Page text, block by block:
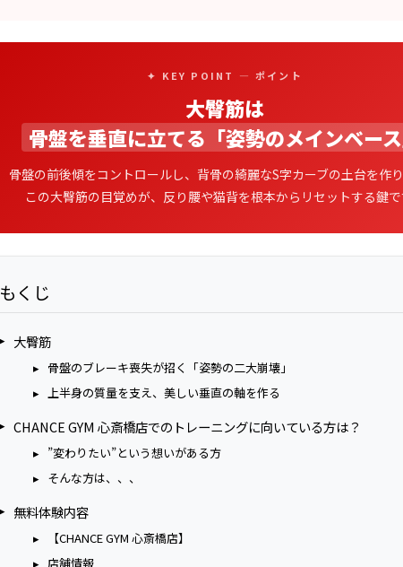
✦ KEY POINT — ポイント
大臀筋は
骨盤を垂直に立てる「姿勢のメインベース
骨盤の前後傾をコントロールし、背骨の綺麗なS字カーブの土台を作り
この大臀筋の目覚めが、反り腰や猫背を根本からリセットする鍵で
もくじ
大臀筋
骨盤のブレーキ喪失が招く「姿勢の二大崩壊」
上半身の質量を支え、美しい垂直の軸を作る
CHANCE GYM 心斎橋店でのトレーニングに向いている方は？
”変わりたい”という想いがある方
そんな方は、、、
無料体験内容
【CHANCE GYM 心斎橋店】
店舗情報